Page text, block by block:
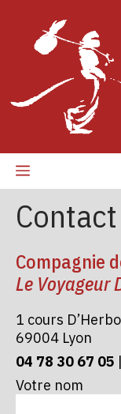
contenu
Menu
Contact
Compagnie
Le Voyageur
1 cours
69004 Lyon
04 78 30 67 05 |
Votre nom